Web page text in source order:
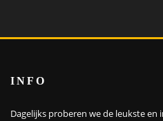
INFO
Dagelijks proberen we de leukste